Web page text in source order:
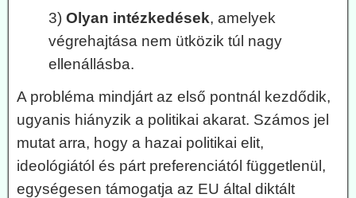
3) Olyan intézkedések, amelyek
végrehajtása nem ütközik túl nagy
ellenállásba.
A probléma mindjárt az első pontnál kezdődik,
ugyanis hiányzik a politikai akarat. Számos jel
mutat arra, hogy a hazai politikai elit,
ideológiától és párt preferenciától függetlenül,
egységesen támogatja az EU által diktált